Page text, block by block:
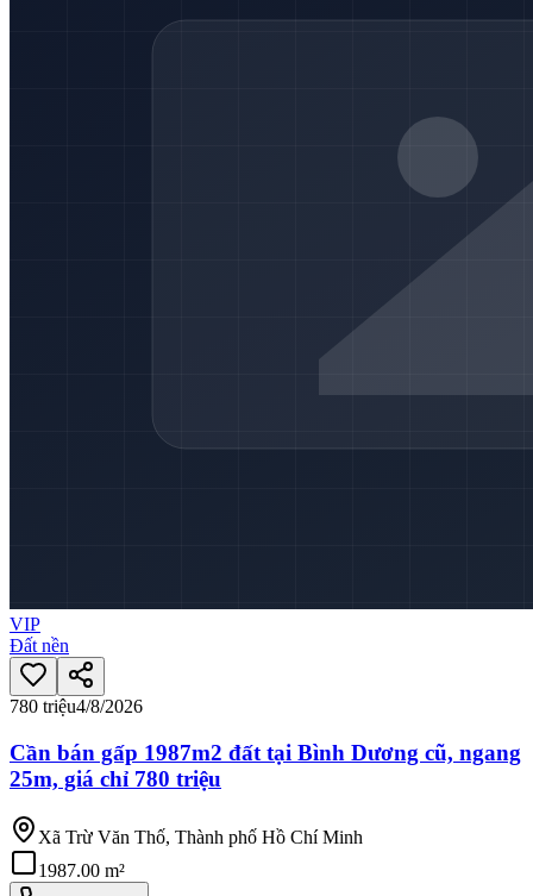
VIP
Đất nền
780 triệu4/8/2026
Cần bán gấp 1987m2 đất tại Bình Dương cũ, ngang
25m, giá chỉ 780 triệu
Xã Trừ Văn Thố, Thành phố Hồ Chí Minh
1987.00 m²